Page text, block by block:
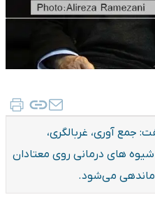
جمع آوری، غربالگری،
های درمانی روی معتادان
می‌شود.